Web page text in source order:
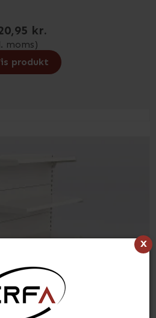
x
kr.
moms)
produkt